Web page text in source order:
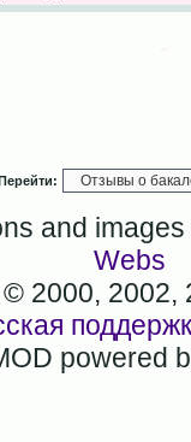
and
Webs
© 2000, 2002,
powered